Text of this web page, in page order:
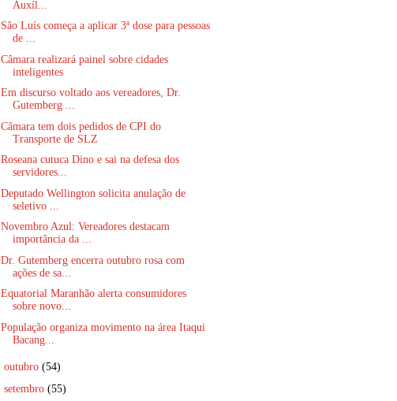
Auxíl...
São Luís começa a aplicar 3ª dose para pessoas
de ...
Câmara realizará painel sobre cidades
inteligentes
Em discurso voltado aos vereadores, Dr.
Gutemberg ...
Câmara tem dois pedidos de CPI do
Transporte de SLZ
Roseana cutuca Dino e sai na defesa dos
servidores...
Deputado Wellington solicita anulação de
seletivo ...
Novembro Azul: Vereadores destacam
importância da ...
Dr. Gutemberg encerra outubro rosa com
ações de sa...
Equatorial Maranhão alerta consumidores
sobre novo...
População organiza movimento na área Itaqui
Bacang...
outubro (54)
setembro (55)